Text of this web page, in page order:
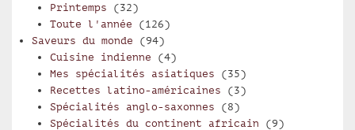
Printemps (32)
Toute l'année (126)
Saveurs du monde (94)
Cuisine indienne (4)
Mes spécialités asiatiques (35)
Recettes latino-américaines (3)
Spécialités anglo-saxonnes (8)
Spécialités du continent africain (9)